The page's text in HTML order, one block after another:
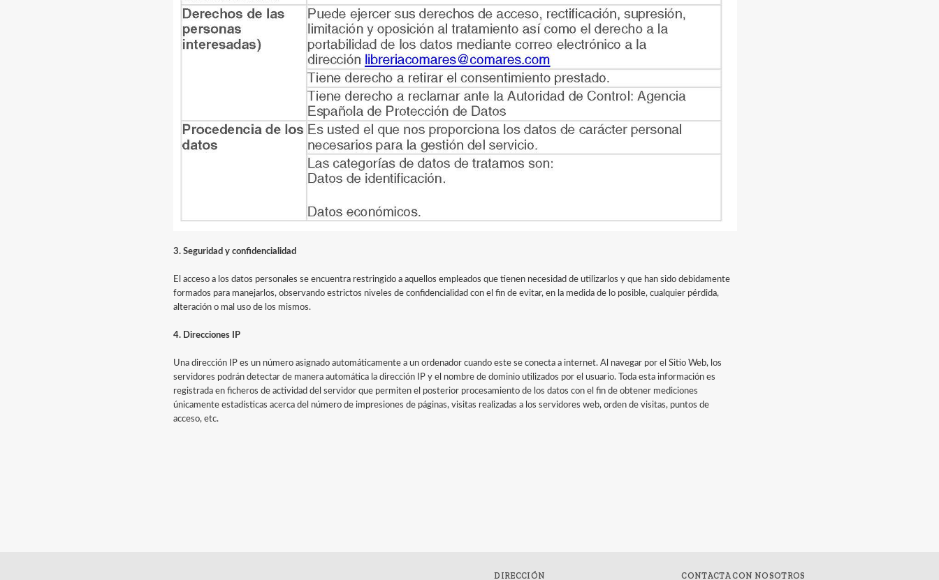
3. Seguridad y confidencialidad
El acceso a los datos personales se encuentra restringido a aquellos empleados que tienen necesidad de utilizarlos y que han sido debidamente
formados para manejarlos, observando estrictos niveles de confidencialidad con el fin de evitar, en la medida de lo posible, cualquier pérdida,
alteración o mal uso de los mismos.
4. Direcciones IP
Una dirección IP es un número asignado automáticamente a un ordenador cuando este se conecta a internet. Al navegar por el Sitio Web, los
servidores podrán detectar de manera automática la dirección IP y el nombre de dominio utilizados por el usuario. Toda esta información es
registrada en ficheros de actividad del servidor que permiten el posterior procesamiento de los datos con el fin de obtener mediciones
únicamente estadísticas acerca del número de impresiones de páginas, visitas realizadas a los servidores web, orden de visitas, puntos de
acceso, etc.
DIRECCIÓN CONTACTA CON NOSOTROS